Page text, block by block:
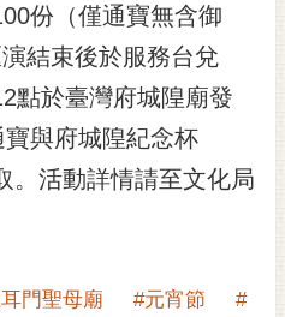
份（僅通寶無含御
結束後於服務台兌
點於臺灣府城隍廟發
與府城隍紀念杯
。活動詳情請至文化局
門聖母廟 #元宵節
#